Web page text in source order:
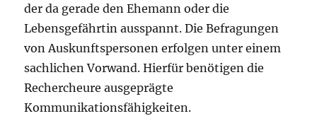
der da gerade den Ehemann oder die
Lebensgefährtin ausspannt. Die Befragungen
von Auskunftspersonen erfolgen unter einem
sachlichen Vorwand. Hierfür benötigen die
Rechercheure ausgeprägte
Kommunikationsfähigkeiten.